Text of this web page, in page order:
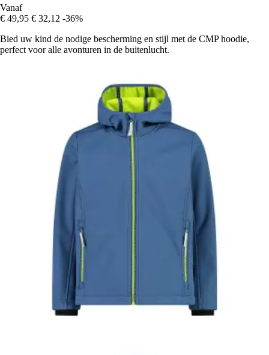
Vanaf
€ 49,95 € 32,12 -36%
Bied uw kind de nodige bescherming en stijl met de CMP hoodie,
perfect voor alle avonturen in de buitenlucht.